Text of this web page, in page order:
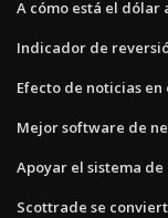
A cómo está el
Indicador de
Efecto de noticias
Mejor software de
Apoyar el sistema
Scottrade se